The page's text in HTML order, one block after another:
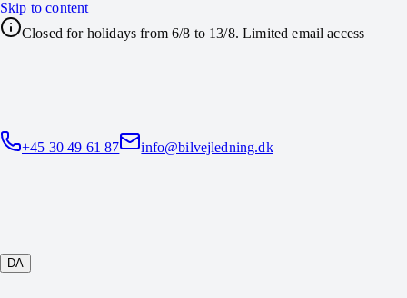
Skip to content
Closed for holidays from 6/8 to 13/8. Limited email access
+45 30 49 61 87 info@bilvejledning.dk
DA